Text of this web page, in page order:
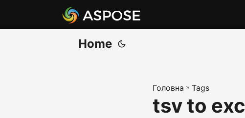
Home
Головна » Tags
tsv to